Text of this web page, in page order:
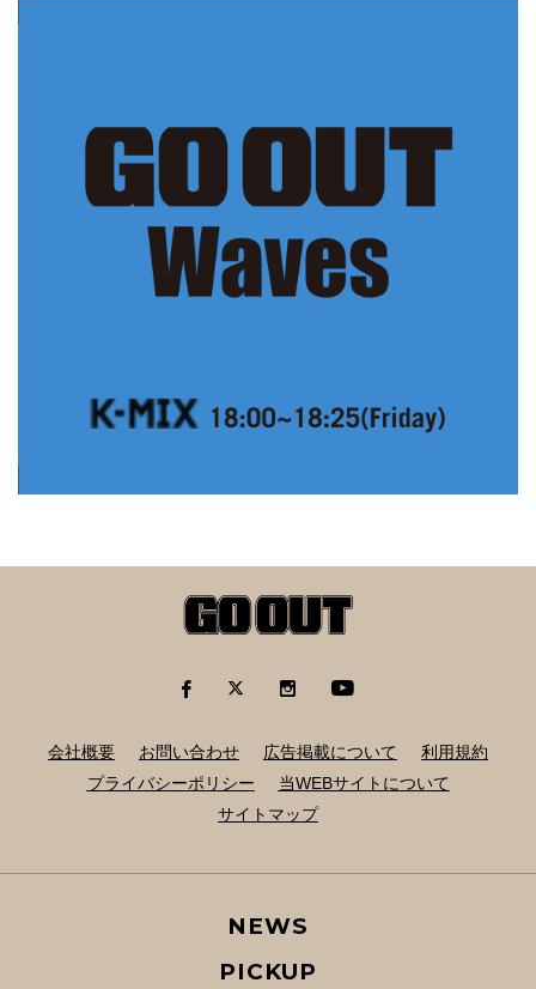
会社概要 お問い合わせ 広告掲載について
利用規約
プライバシーポリシー
当WEBサイトについて
サイトマップ
NEWS
PICKUP